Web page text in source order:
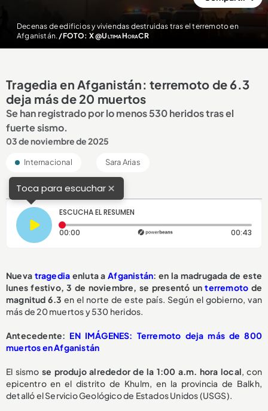
Decenas de edificios y viviendas destruidas tras el terremoto en
Afganistán. /FOTO: X @UltimaHoraCR
Tragedia en Afganistán: terremoto de 6.3
deja más de 20 muertos
Se han registrado por lo menos 530 heridos tras el
fuerte sismo.
03 de noviembre de 2025
Internacional Sara Arias
Toca para escuchar×
ESCUCHA EL RESUMEN
00:00 Tiempo transcurrido: 0 segundos 00:43
Nueva tragedia enluta aAfganistán: en la madrugada de este
lunes festivo, 3 de noviembre, se presentó unterremoto de
magnitud 6.3 en el norte de este país. Según el gobierno, van
más de 20 muertos y 530 heridos.
Antecedente: EN IMÁGENES: Terremoto deja más de 800
muertos en Afganistán
El sismo se produjo alrededor de la 1:00 a.m. hora local, con
epicentro en el distrito de Khulm, en la provincia de Balkh,
detalló el Servicio Geológico de Estados Unidos (USGS).